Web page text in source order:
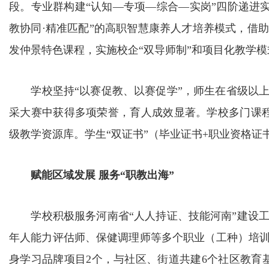
段。专业群构建“认知—专项—综合—实岗”四阶递进
教协同·精准匹配”的高职智慧康养人才培养模式，借
发仲景特色课程，实施校企“双导师制”和项目化教学
学校坚持“以赛促教、以赛促学”，师生在省级以
采大赛中获得多项荣誉，育人成效显著。学校多门
级教学资源库。学生“双证书”（毕业证书+职业资格
赋能区域发展 服务“职教出海”
学校积极服务河南省“人人持证、技能河南”建设
年人能力评估师、保健调理师等多个职业（工种）培
身学习品牌项目2个，与社区、街道共建6个社区教